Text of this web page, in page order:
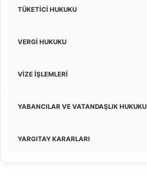
TÜKETİCİ HUKUKU
VERGİ HUKUKU
VİZE İŞLEMLERİ
YABANCILAR VE VATANDAŞLIK HUKUKU
YARGITAY KARARLARI